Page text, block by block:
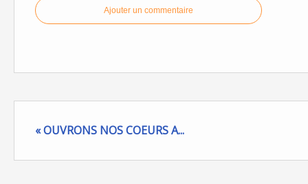
Ajouter un commentaire
« OUVRONS NOS COEURS A...